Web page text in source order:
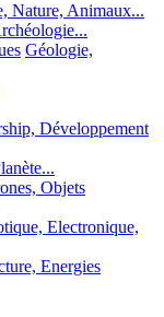
Nature, Animaux...
Géologie,
Développement
Objets
Electronique,
Energies